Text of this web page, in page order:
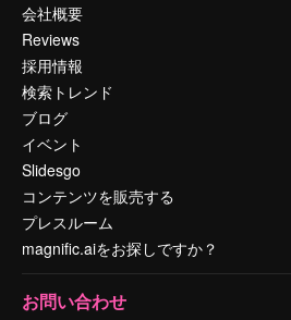
会社概要
Reviews
採用情報
検索トレンド
ブログ
イベント
Slidesgo
コンテンツを販売する
プレスルーム
magnific.aiをお探しですか？
お問い合わせ